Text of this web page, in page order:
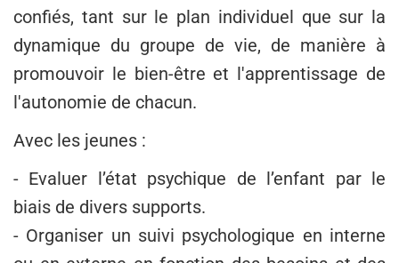
confiés, tant sur le plan individuel que sur la
dynamique du groupe de vie, de manière à
promouvoir le bien-être et l'apprentissage de
l'autonomie de chacun.
Avec les jeunes :
- Evaluer l’état psychique de l’enfant par le
biais de divers supports.
- Organiser un suivi psychologique en interne